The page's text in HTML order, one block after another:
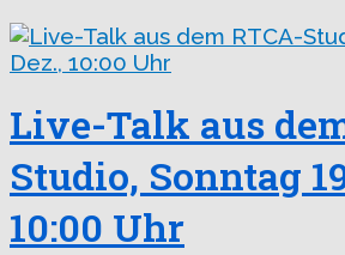
Live-Talk aus
Studio, Sonntag
10:00 Uhr